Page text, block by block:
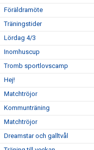
Föräldramöte
Träningstider
Lördag 4/3
Inomhuscup
Tromb sportlovscamp
Hej!
Matchtröjor
Kommunträning
Matchtröjor
Dreamstar och galltvål